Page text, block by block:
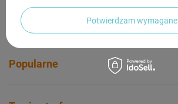
Przydatne informacje
Popularne
Potwierdzam wymagane